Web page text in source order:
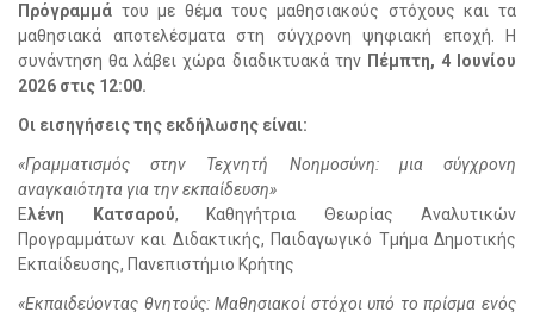
Πρόγραμμά του με θέμα τους μαθησιακούς στόχους και τα
μαθησιακά αποτελέσματα στη σύγχρονη ψηφιακή εποχή. Η
συνάντηση θα λάβει χώρα διαδικτυακά τηνΠέμπτη, 4 Ιουνίου
2026 στις 12:00.
Οι εισηγήσεις της εκδήλωσης είναι:
«Γραμματισμός στην Τεχνητή Νοημοσύνη: μια σύγχρονη
αναγκαιότητα για την εκπαίδευση»
Ελένη Κατσαρού, Καθηγήτρια Θεωρίας Αναλυτικών
Προγραμμάτων και Διδακτικής, Παιδαγωγικό Τμήμα Δημοτικής
Εκπαίδευσης, Πανεπιστήμιο Κρήτης
«Εκπαιδεύοντας θνητούς: Μαθησιακοί στόχοι υπό το πρίσμα ενός